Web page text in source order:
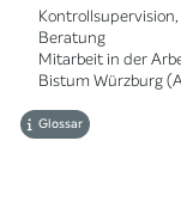
Beratung
Mitarbeit in der
Bistum Würzburg
Glossar